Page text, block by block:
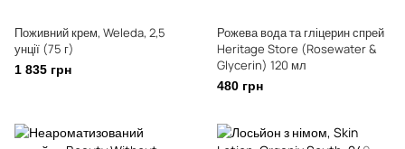
Поживний крем, Weleda, 2,5
унції (75 г)
1 835 грн
Рожева вода та гліцерин спрей
Heritage Store (Rosewater &
Glycerin) 120 мл
480 грн